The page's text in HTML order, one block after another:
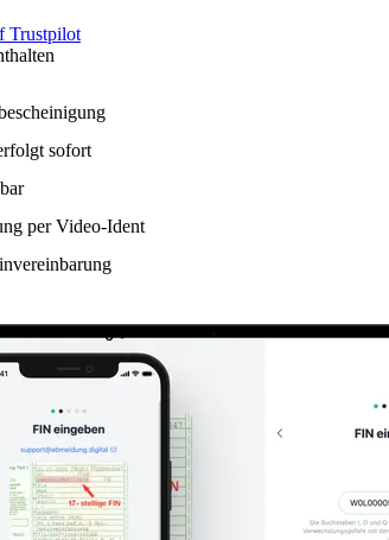
Trustpilot
sofort
per Video-Ident